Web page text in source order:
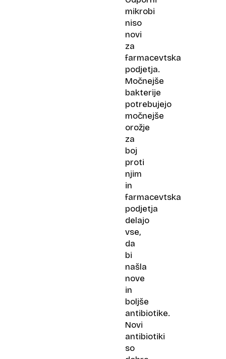
mikrobi
niso
novi
za
farmacevtska
podjetja.
Močnejše
bakterije
potrebujejo
močnejše
orožje
za
boj
proti
njim
in
farmacevtska
podjetja
delajo
vse,
da
bi
našla
nove
in
boljše
antibiotike.
Novi
antibiotiki
so